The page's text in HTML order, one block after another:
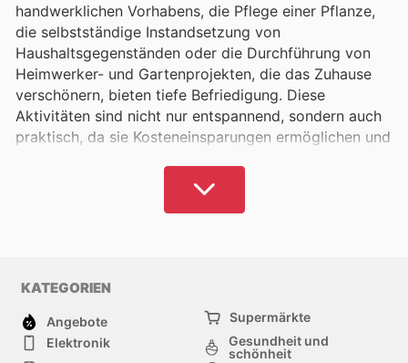
handwerklichen Vorhabens, die Pflege einer Pflanze,
die selbstständige Instandsetzung von
Haushaltsgegenständen oder die Durchführung von
Heimwerker- und Gartenprojekten, die das Zuhause
verschönern, bieten tiefe Befriedigung. Diese
Aktivitäten sind nicht nur entspannend, sondern auch
praktisch, da sie Kosteneinsparungen ermöglichen und
hohen Ausgaben nach sich ziehen müssen, da stets
Flyers Hub bietet eine kuratierte Auswahl an
Außenbereichs. Hier können Sie die Prospekte
führender österreichischer Anbieter durchsehen und
KATEGORIEN
Angebote
Supermärkte
Elektronik
Gesundheit und
schönheit